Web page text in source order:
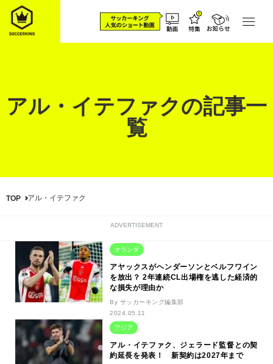
アル・イテファクの記事一
覧
TOP アル・イテファク
ADVERTISEMENT
オランダ
アヤックスがヘンダーソンとベルフワイン
を放出？ 2年連続CL出場権を逃した経済的
な損失が理由か
By サッカーキング編集部
2024.05.11
アジア
アル・イテファク、ジェラード監督との契
約延長を発表！ 新契約は2027年まで